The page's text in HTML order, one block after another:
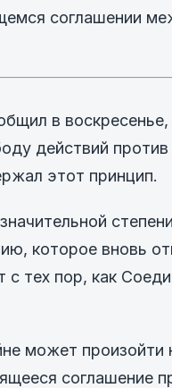
соглашении
в
действий
этот принцип.
которое вновь
с тех пор, как
может
соглашение